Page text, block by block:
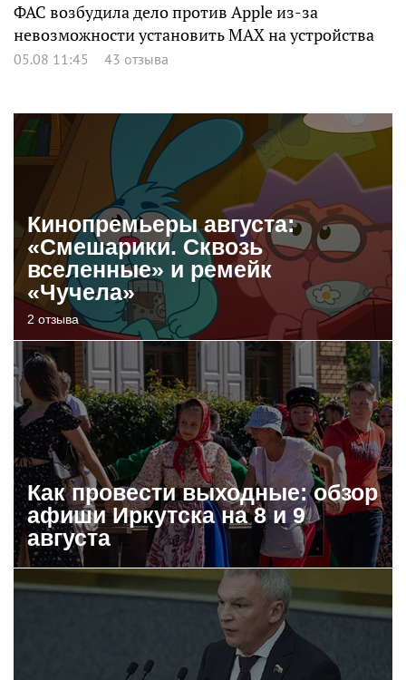
ФАС возбудила дело против Apple из-за
невозможности установить MAX на устройства
05.08 11:45 43 отзыва
Кинопремьеры августа:
«Смешарики. Сквозь
вселенные» и ремейк
«Чучела»
2 отзыва
Как провести выходные: обзор
афиши Иркутска на 8 и 9
августа